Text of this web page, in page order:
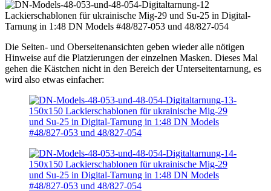
Die Seiten- und Oberseitenansichten geben wieder alle nötigen
Hinweise auf die Platzierungen der einzelnen Masken. Dieses Mal
gehen die Kästchen nicht in den Bereich der Unterseitentarnung, es
wird also etwas einfacher: